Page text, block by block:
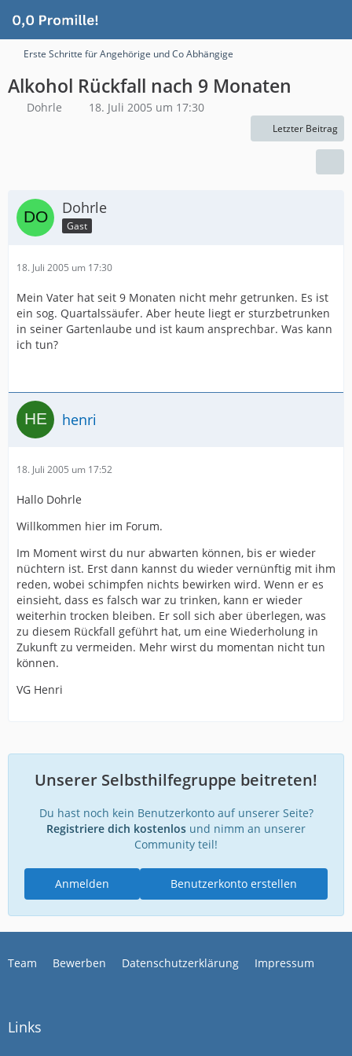
Erste Schritte für Angehörige und Co Abhängige
Alkohol Rückfall nach 9 Monaten
Dohrle 18. Juli 2005 um 17:30
Letzter Beitrag
Dohrle
Gast
18. Juli 2005 um 17:30
Mein Vater hat seit 9 Monaten nicht mehr getrunken. Es ist
ein sog. Quartalssäufer. Aber heute liegt er sturzbetrunken
in seiner Gartenlaube und ist kaum ansprechbar. Was kann
ich tun?
henri
18. Juli 2005 um 17:52
Hallo Dohrle
Willkommen hier im Forum.
Im Moment wirst du nur abwarten können, bis er wieder
nüchtern ist. Erst dann kannst du wieder vernünftig mit ihm
reden, wobei schimpfen nichts bewirken wird. Wenn er es
einsieht, dass es falsch war zu trinken, kann er wieder
weiterhin trocken bleiben. Er soll sich aber überlegen, was
zu diesem Rückfall geführt hat, um eine Wiederholung in
Zukunft zu vermeiden. Mehr wirst du momentan nicht tun
können.
VG Henri
Unserer Selbsthilfegruppe beitreten!
Du hast noch kein Benutzerkonto auf unserer Seite?
Registriere dich kostenlos und nimm an unserer
Community teil!
Benutzerkonto erstellen
Anmelden
Team Bewerben Datenschutzerklärung Impressum
Links